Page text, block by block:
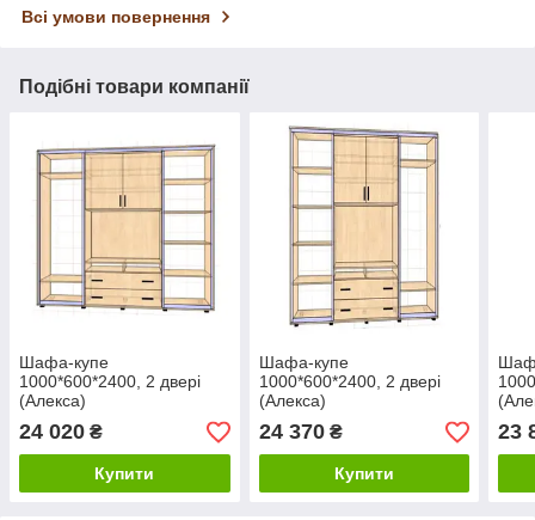
Всі умови повернення
Подібні товари компанії
Шафа-купе
1000*600*2400, 2 двері
(Алекса)
24 020 ₴
Купити
Шафа-купе
1000*600*2400, 2 двері
(Алекса)
24 370₴
Купити
23